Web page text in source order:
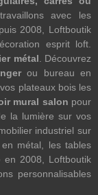
avec les
2008, Loftboutik
esprit loft.
métal . Découvrez
ou bureau en
plateaux bois les
mural salon pour
la lumière sur vos
industriel sur
métal, les tables
en 2008, Loftboutik
personnalisables